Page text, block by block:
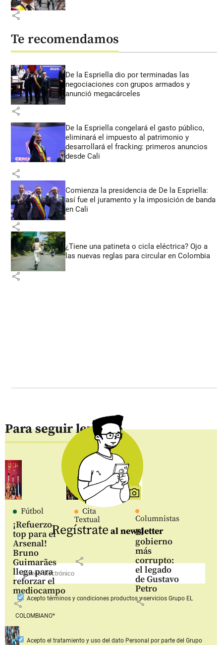
share
Te recomendamos
De la Espriella dio por terminadas las
negociaciones con grupos armados y
anunció megacárceles
share
De la Espriella congelará el gasto público,
eliminará el impuesto al patrimonio y
desarrollará el fracking: primeros anuncios
desde Cali
share
Comienza la presidencia de De la Espriella:
así fue el juramento y la imposición de banda
en Cali
share
¿Tiene una patineta o cicla eléctrica? Ojo a
las nuevas reglas para circular en Colombia
share
Para seguir leyendo
Fútbol
¡Refuerzo
top para el
Arsenal!
Bruno
Guimarães
llega para
reforzar el
mediocampo
share
Cita
Textual
share
Columnistas
El
gobierno
más
corrupto:
el legado
de Gustavo
Petro
share
Regístrate al newsletter
Aceptotérminos y condiciones productos y serviciosGrupo EL
COLOMBIANO*
Acepto el tratamiento y uso del dato Personal por parte del Grupo